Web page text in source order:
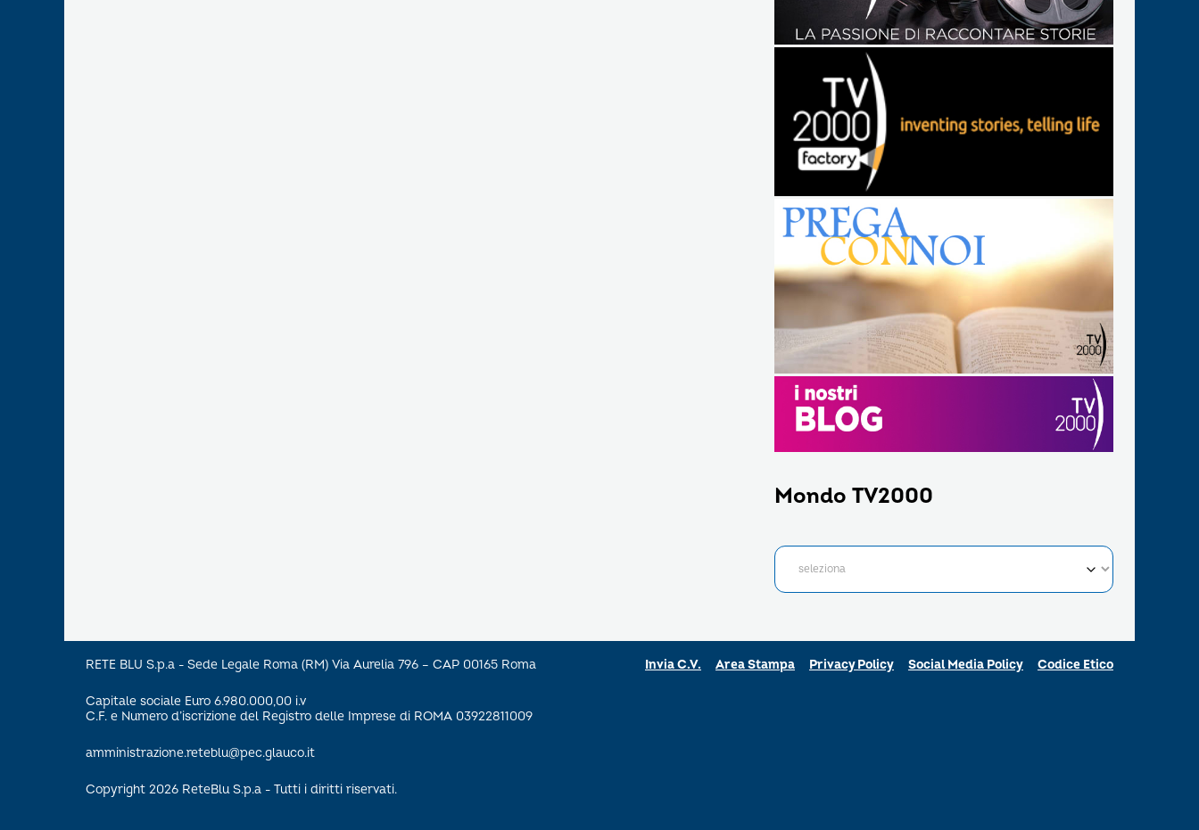
Mondo TV2000
RETE BLU S.p.a - Sede Legale Roma (RM) Via Aurelia 796 – CAP 00165 Roma
Capitale sociale Euro 6.980.000,00 i.v
C.F. e Numero d’iscrizione del Registro delle Imprese di ROMA 03922811009
amministrazione.reteblu@pec.glauco.it
Copyright 2026 ReteBlu S.p.a - Tutti i diritti riservati.
Invia C.V. Area Stampa Privacy Policy Social Media Policy Codice Etico